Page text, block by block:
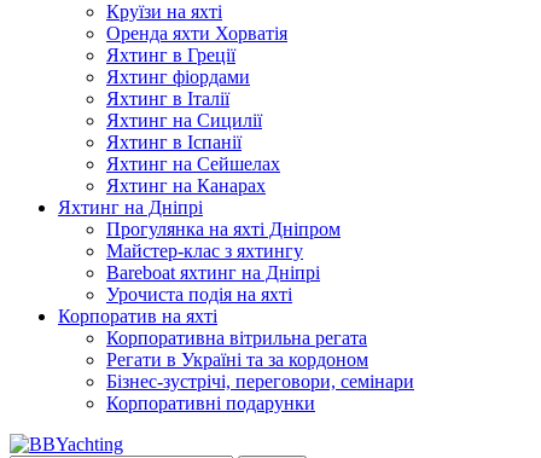
Круїзи на яхті
Оренда яхти Хорватія
Яхтинг в Греції
Яхтинг фіордами
Яхтинг в Італії
Яхтинг на Сицилії
Яхтинг в Іспанії
Яхтинг на Сейшелах
Яхтинг на Канарах
Яхтинг на Дніпрі
Прогулянка на яхті Дніпром
Майстер-клас з яхтингу
Bareboat яхтинг на Дніпрі
Урочиста подія на яхті
Корпоратив на яхті
Корпоративна вітрильна регата
Регати в Україні та за кордоном
Бізнес-зустрічі, переговори, семінари
Корпоративні подарунки